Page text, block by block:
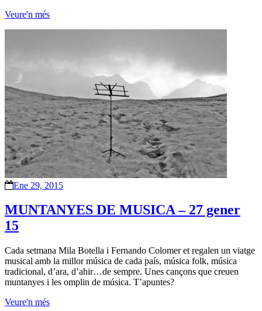
Veure'n més
Ene 29, 2015
MUNTANYES DE MUSICA – 27 gener
15
Cada setmana Mila Botella i Fernando Colomer et regalen un viatge
musical amb la millor música de cada país, música folk, música
tradicional, d’ara, d’ahir…de sempre. Unes cançons que creuen
muntanyes i les omplin de música. T’apuntes?
Veure'n més